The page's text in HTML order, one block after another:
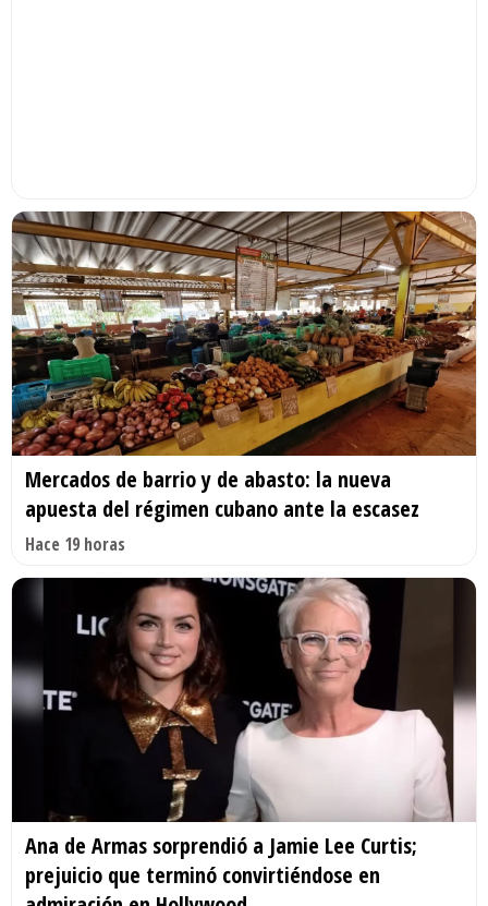
Mercados de barrio y de abasto: la nueva
apuesta del régimen cubano ante la escasez
Hace 19 horas
Ana de Armas sorprendió a Jamie Lee Curtis;
prejuicio que terminó convirtiéndose en